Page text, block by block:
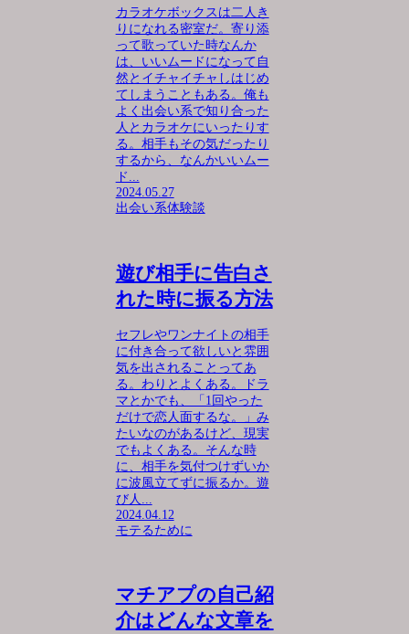
カラオケボックスは二人き
りになれる密室だ。寄り添
って歌っていた時なんか
は、いいムードになって自
然とイチャイチャしはじめ
てしまうこともある。俺も
よく出会い系で知り合った
人とカラオケにいったりす
る。相手もその気だったり
するから、なんかいいムー
ド...
2024.05.27
出会い系体験談
遊び相手に告白さ
れた時に振る方法
セフレやワンナイトの相手
に付き合って欲しいと雰囲
気を出されることってあ
る。わりとよくある。ドラ
マとかでも、「1回やった
だけで恋人面するな。」み
たいなのがあるけど、現実
でもよくある。そんな時
に、相手を気付つけずいか
に波風立てずに振るか。遊
び人...
2024.04.12
モテるために
マチアプの自己紹
介はどんな文章を